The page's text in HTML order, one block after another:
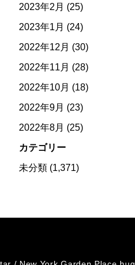
2023年2月 (25)
2023年1月 (24)
2022年12月 (30)
2022年11月 (28)
2022年10月 (18)
2022年9月 (23)
2022年8月 (25)
カテゴリー
未分類(1,371)